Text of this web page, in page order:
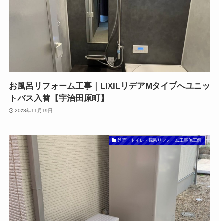
お風呂リフォーム工事｜LIXILリデアMタイプへユニッ
トバス入替【宇治田原町】
2023年11月19日
洗面・トイレ・風呂リフォーム工事施工例